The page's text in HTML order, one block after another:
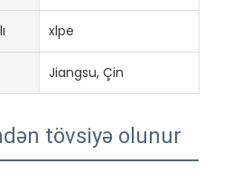
xlpe
Jiangsu, Çin
tövsiyə olunur